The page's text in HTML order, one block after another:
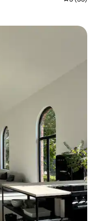
appréciés